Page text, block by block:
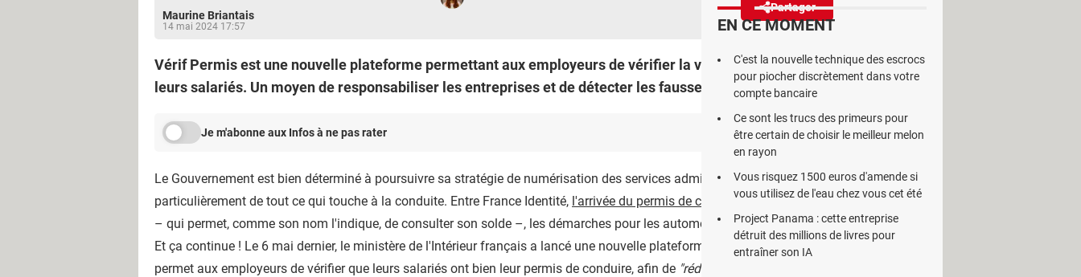
Maurine Briantais
14 mai 2024 17:57
Partager
Vérif Permis est une nouvelle plateforme permettant aux employeurs de vérifier la validité du permis de conduire de
leurs salariés. Un moyen de responsabiliser les entreprises et de détecter les fausses déclarations.
Je m'abonne aux Infos à ne pas rater
Le Gouvernement est bien déterminé à poursuivre sa stratégie de numérisation des services administratifs de l'État français, et plus
particulièrement de tout ce qui touche à la conduite. Entre France Identité, l'arrivée du permis de conduire numériqueetMesPointsPermis
– qui permet, comme son nom l'indique, de consulter son solde –, les démarches pour les automobilistes se simplifient progressivement.
Et ça continue ! Le 6 mai dernier, le ministère de l'Intérieur français a lancé une nouvelle plateforme numérique appelée
Vérif Permis
permet aux employeurs de vérifier que leurs salariés ont bien leur permis de conduire, afin de "réduire le nombre d'accidents de la route
EN CE MOMENT
C'est la nouvelle technique des escrocs
pour piocher discrètement dans votre
compte bancaire
Ce sont les trucs des primeurs pour
être certain de choisir le meilleur melon
en rayon
Vous risquez 1500 euros d'amende si
vous utilisez de l'eau chez vous cet été
Project Panama : cette entreprise
détruit des millions de livres pour
entraîner son IA